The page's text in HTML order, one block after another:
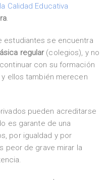
Calidad Educativa
.
estudiantes se encuentra
regular(colegios), y no
con su formación
ellos también merecen
pueden acreditarse
es garante de una
por igualdad y por
peor de grave mirar la